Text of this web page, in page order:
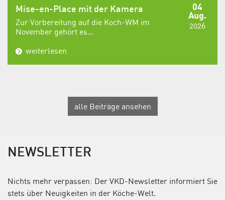
04
Aug.
2026
Mise-en-Place mit der Kamera
Zur Vorbereitung auf die Koch-WM im
November gehört es...
weiterlesen
alle Beiträge ansehen
NEWSLETTER
Nichts mehr verpassen: Der VKD-Newsletter informiert Sie
stets über Neuigkeiten in der Köche-Welt.